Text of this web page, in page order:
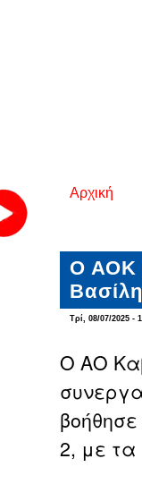
Είστε
Αρχική
Ο ΑΟΚ
Τρί, 08/07/2025 -
Ο ΑΟ
2, με τα